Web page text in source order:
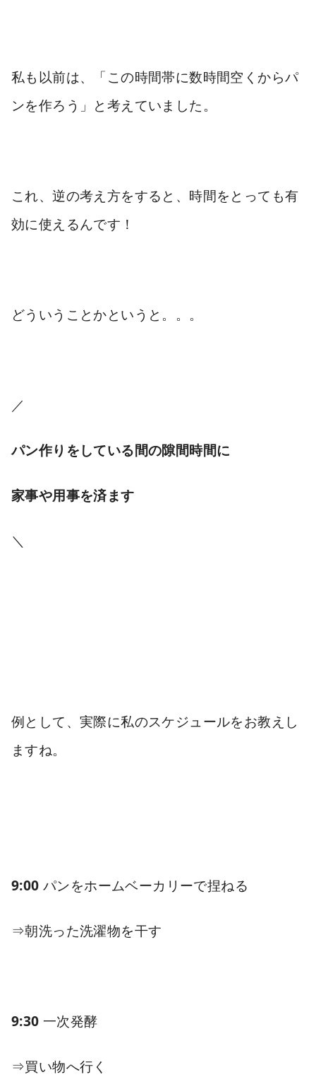
私も以前は、「この時間帯に数時間空くからパ
ンを作ろう」と考えていました。
これ、逆の考え方をすると、時間をとっても有
効に使えるんです！
どういうことかというと。。。
／
パン作りをしている間の隙間時間に
家事や用事を済ます
＼
例として、実際に私のスケジュールをお教えし
ますね。
9:00 パンをホームベーカリーで捏ねる
⇒朝洗った洗濯物を干す
9:30 一次発酵
⇒買い物へ行く